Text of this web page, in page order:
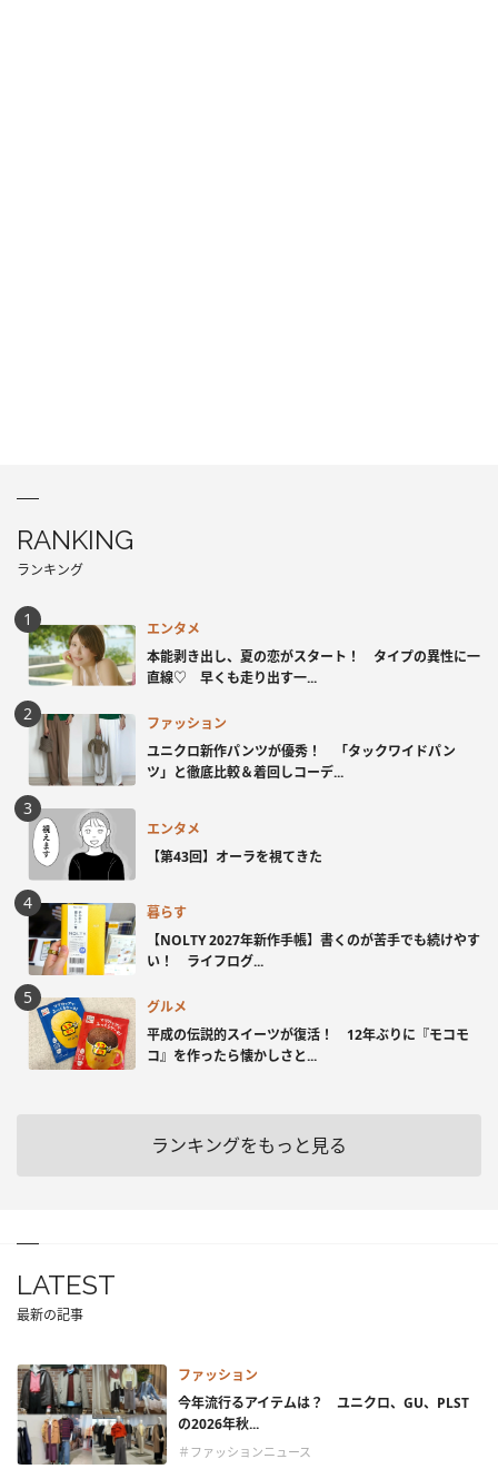
RANKING
ランキング
エンタメ
本能剥き出し、夏の恋がスタート！ タイプの異性に一
直線♡ 早くも走り出す一...
ファッション
ユニクロ新作パンツが優秀！ 「タックワイドパン
ツ」と徹底比較＆着回しコーデ...
エンタメ
【第43回】オーラを視てきた
暮らす
【NOLTY 2027年新作手帳】書くのが苦手でも続けやす
い！ ライフログ...
グルメ
平成の伝説的スイーツが復活！ 12年ぶりに『モコモ
コ』を作ったら懐かしさと...
ランキングをもっと見る
LATEST
最新の記事
ファッション
今年流行るアイテムは？ ユニクロ、GU、PLST
の2026年秋...
＃ファッションニュース